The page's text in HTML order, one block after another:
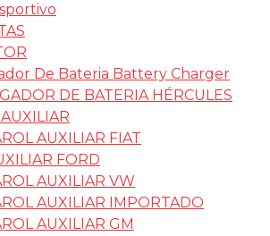
De Bateria Battery Charger
DE BATERIA HÉRCULES
AUXILIAR FIAT
FORD
AUXILIAR VW
AUXILIAR IMPORTADO
AUXILIAR GM